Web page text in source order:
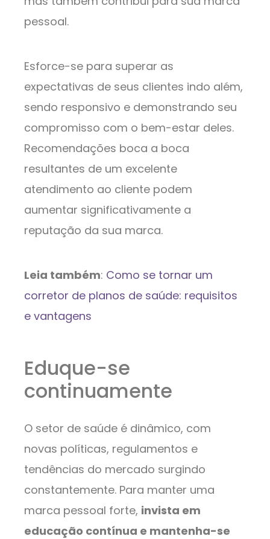
pessoal.
Esforce-se para superar as
expectativas de seus clientes indo além,
sendo responsivo e demonstrando seu
compromisso com o bem-estar deles.
Recomendações boca a boca
resultantes de um excelente
atendimento ao cliente podem
aumentar significativamente a
reputação da sua marca.
Leia também: Como se tornar um
corretor de planos de saúde: requisitos
e vantagens
Eduque-se
continuamente
O setor de saúde é dinâmico, com
novas políticas, regulamentos e
tendências do mercado surgindo
constantemente. Para manter uma
marca pessoal forte, invista em
educação contínua e mantenha-se